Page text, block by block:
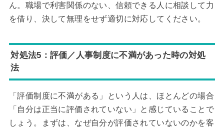
ん。職場で利害関係のない、信頼できる人に相談して力
を借り、決して無理をせず適切に対応してください。
対処法5：評価／人事制度に不満があった時の対処
法
「評価制度に不満がある」という人は、ほとんどの場合
「自分は正当に評価されていない」と感じていることで
しょう。まずは、なぜ自分が評価されていないのかを客